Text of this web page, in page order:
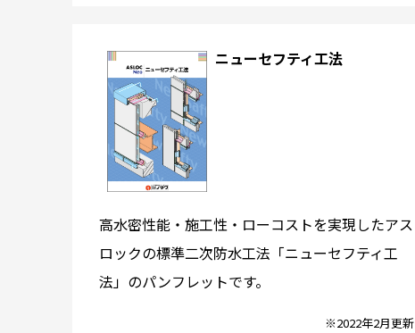
ニューセフティ工法
高水密性能・施工性・ローコストを実現したアス
ロックの標準二次防水工法「ニューセフティ工
法」のパンフレットです。
※2022年2月更新